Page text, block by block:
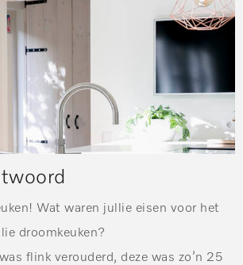
Wat waren jullie eisen voor het
droomkeuken?
flink verouderd, deze was zo’n 25